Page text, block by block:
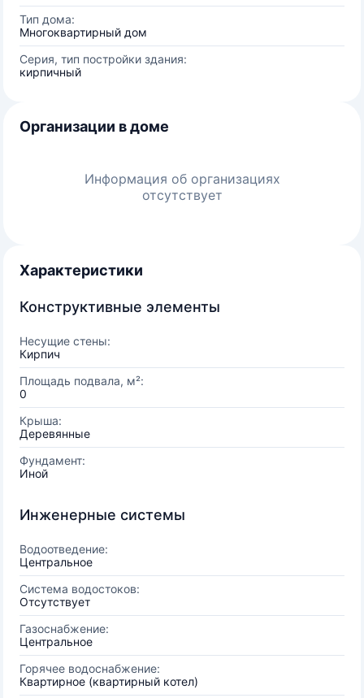
Тип дома:
Многоквартирный дом
Серия, тип постройки здания:
кирпичный
Организации в доме
Информация об организациях
отсутствует
Характеристики
Конструктивные элементы
Несущие стены:
Кирпич
Площадь подвала, м²:
0
Крыша:
Деревянные
Фундамент:
Иной
Инженерные системы
Водоотведение:
Центральное
Система водостоков:
Отсутствует
Газоснабжение:
Центральное
Горячее водоснабжение:
Квартирное (квартирный котел)